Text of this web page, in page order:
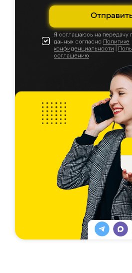
Я соглашаюсь на передачу
данных согласно Политике
конфиденциальности
соглашению